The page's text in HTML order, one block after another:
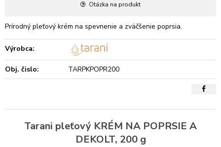
Otázka na produkt
Prírodný pleťový krém na spevnenie a zväčšenie poprsia.
Výrobca:
Obj. čislo: TARPKPOPR200
Tarani pleťový KRÉM NA POPRSIE A
DEKOLT, 200 g